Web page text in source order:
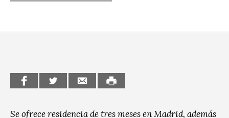
Espacio itinerante de lectura infantil
Infantil y Juvenil
Se ofrece residencia de tres meses en Madrid, además